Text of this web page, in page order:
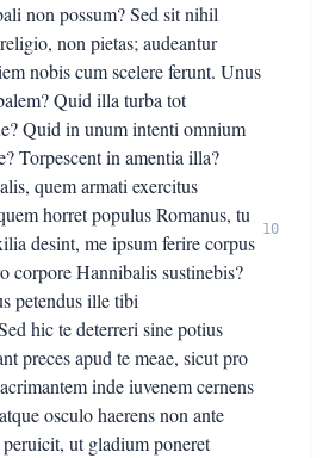
non possum? Sed sit nihil
non pietas; audeantur
nobis cum scelere ferunt. Unus
Quid illa turba tot
Quid in unum intenti omnium
Torpescent in amentia illa?
quem armati exercitus
horret populus Romanus, tu
desint, me ipsum ferire corpus
corpore Hannibalis sustinebis?
petendus ille tibi
hic te deterreri sine potius
preces apud te meae, sicut pro
inde iuvenem cernens
osculo haerens non ante
ut gladium poneret
10